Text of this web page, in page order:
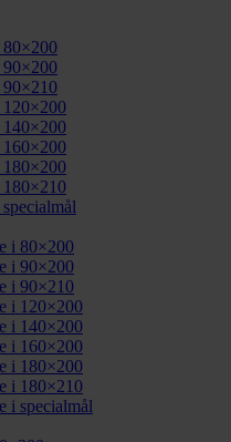
80×200
90×200
90×210
120×200
140×200
160×200
180×200
180×210
i 80×200
i 90×200
i 90×210
i 120×200
i 140×200
i 160×200
i 180×200
i 180×210
i specialmål